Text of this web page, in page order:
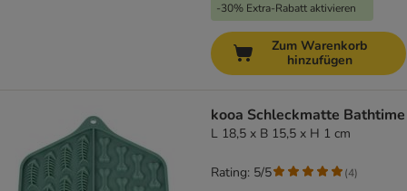
-30% Extra-Rabatt aktivieren
Zum Warenkorb
hinzufügen
kooa Schleckmatte Bathtime
L 18,5 x B 15,5 x H 1 cm
Rating: 5/5 (4)